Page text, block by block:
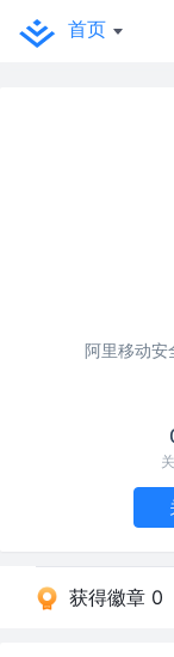
首页
阿里移动安
获得徽章 0